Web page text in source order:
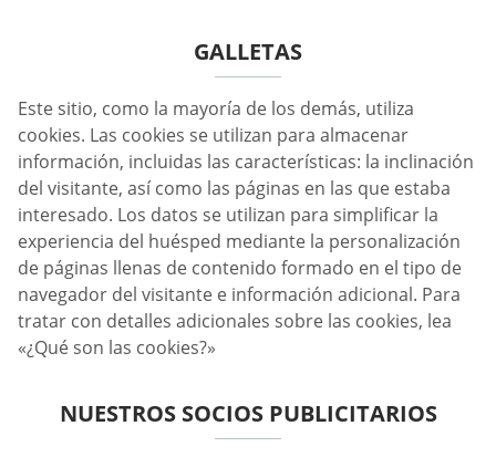
GALLETAS
Este sitio, como la mayoría de los demás, utiliza
cookies. Las cookies se utilizan para almacenar
información, incluidas las características: la inclinación
del visitante, así como las páginas en las que estaba
interesado. Los datos se utilizan para simplificar la
experiencia del huésped mediante la personalización
de páginas llenas de contenido formado en el tipo de
navegador del visitante e información adicional. Para
tratar con detalles adicionales sobre las cookies, lea
«¿Qué son las cookies?»
NUESTROS SOCIOS PUBLICITARIOS